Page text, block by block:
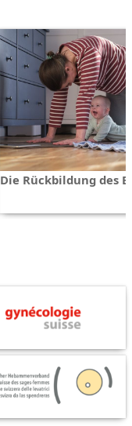
Die Rückbildung des